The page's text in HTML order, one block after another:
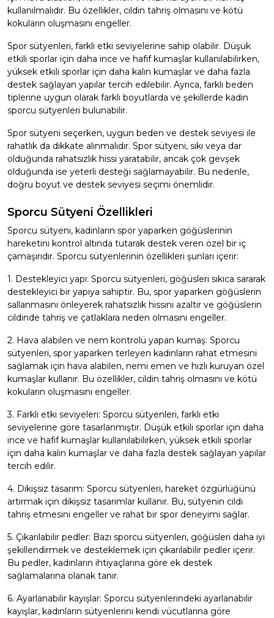
kullanılmalıdır. Bu özellikler, cildin tahriş olmasını ve kötü
kokuların oluşmasını engeller.
Spor sütyenleri, farklı etki seviyelerine sahip olabilir. Düşük
etkili sporlar için daha ince ve hafif kumaşlar kullanılabilirken,
yüksek etkili sporlar için daha kalın kumaşlar ve daha fazla
destek sağlayan yapılar tercih edilebilir. Ayrıca, farklı beden
tiplerine uygun olarak farklı boyutlarda ve şekillerde kadın
sporcu sütyenleri bulunabilir.
Spor sütyeni seçerken, uygun beden ve destek seviyesi ile
rahatlık da dikkate alınmalıdır. Spor sütyeni, sıkı veya dar
olduğunda rahatsızlık hissi yaratabilir, ancak çok gevşek
olduğunda ise yeterli desteği sağlamayabilir. Bu nedenle,
doğru boyut ve destek seviyesi seçimi önemlidir.
Sporcu Sütyeni Özellikleri
Sporcu sütyeni, kadınların spor yaparken göğüslerinin
hareketini kontrol altında tutarak destek veren özel bir iç
çamaşırıdır. Sporcu sütyenlerinin özellikleri şunları içerir:
1. Destekleyici yapı: Sporcu sütyenleri, göğüsleri sıkıca sararak
destekleyici bir yapıya sahiptir. Bu, spor yaparken göğüslerin
sallanmasını önleyerek rahatsızlık hissini azaltır ve göğüslerin
cildinde tahriş ve çatlaklara neden olmasını engeller.
2. Hava alabilen ve nem kontrolü yapan kumaş: Sporcu
sütyenleri, spor yaparken terleyen kadınların rahat etmesini
sağlamak için hava alabilen, nemi emen ve hızlı kuruyan özel
kumaşlar kullanır. Bu özellikler, cildin tahriş olmasını ve kötü
kokuların oluşmasını engeller.
3. Farklı etki seviyeleri: Sporcu sütyenleri, farklı etki
seviyelerine göre tasarlanmıştır. Düşük etkili sporlar için daha
ince ve hafif kumaşlar kullanılabilirken, yüksek etkili sporlar
için daha kalın kumaşlar ve daha fazla destek sağlayan yapılar
tercih edilir.
4. Dikişsiz tasarım: Sporcu sütyenleri, hareket özgürlüğünü
artırmak için dikişsiz tasarımlar kullanır. Bu, sütyenin cildi
tahriş etmesini engeller ve rahat bir spor deneyimi sağlar.
5. Çıkarılabilir pedler: Bazı sporcu sütyenleri, göğüsleri daha iyi
şekillendirmek ve desteklemek için çıkarılabilir pedler içerir.
Bu pedler, kadınların ihtiyaçlarına göre ek destek
sağlamalarına olanak tanır.
6. Ayarlanabilir kayışlar: Sporcu sütyenlerindeki ayarlanabilir
kayışlar, kadınların sütyenlerini kendi vücutlarına göre